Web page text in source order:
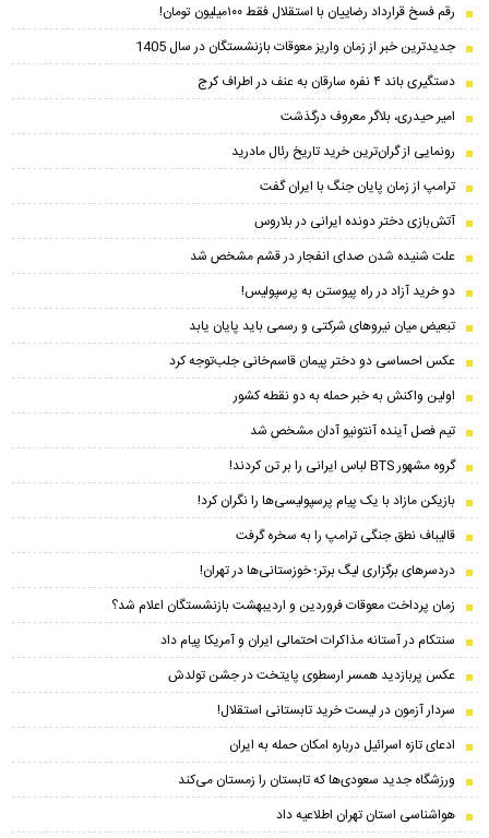
رقم فسخ قرارداد رضاییان با استقلال فقط ۱۰۰میلیون تومان!
جدیدترین خبر از زمان واریز معوقات بازنشستگان در سال 1405
دستگیری باند ۴ نفره سارقان به عنف در اطراف کرج
امیر حیدری، بلاگر معروف درگذشت
رونمایی از گران‌ترین خرید تاریخ رئال مادرید
ترامپ از زمان پایان جنگ با ایران گفت
آتش‌بازی دختر دونده ایرانی در بلاروس
علت شنیده شدن صدای انفجار در قشم مشخص شد
دو خرید آزاد در راه پیوستن به پرسپولیس!
تبعیض میان نیروهای شرکتی و رسمی باید پایان یابد
عکس احساسی دو دختر پیمان‌ قاسم‌خانی جلب‌توجه کرد
اولین واکنش به خبر حمله به دو نقطه کشور
تیم فصل آینده آنتونیو آدان مشخص شد
گروه مشهور BTS لباس ایرانی را بر تن کردند!
بازیکن مازاد با یک پیام پرسپولیسی‌ها را نگران کرد!
قالیباف نطق جنگی ترامپ را به سخره گرفت
دردسرهای برگزاری لیگ برتر؛ خوزستانی‌ها در تهران!
زمان پرداخت معوقات فروردین و اردیبهشت بازنشستگان اعلام شد؟
سنتکام در آستانه مذاکرات احتمالی ایران و آمریکا پیام داد
عکس پربازدید همسر ارسطوی پایتخت در جشن تولدش
سردار آزمون در لیست خرید تابستانی استقلال!
ادعای تازه اسرائیل درباره امکان حمله به ایران
ورزشگاه جدید سعودی‌ها که تابستان را زمستان می‌کند
هواشناسی استان تهران اطلاعیه داد